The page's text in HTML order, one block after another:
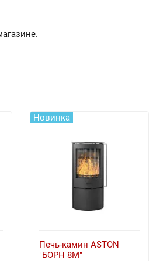
Новинка
Печь-камин ASTON
"БОРН 8М"